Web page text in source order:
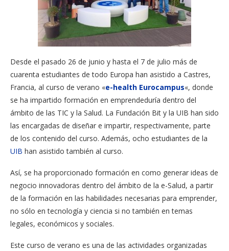
Desde el pasado 26 de junio y hasta el 7 de julio más de
cuarenta estudiantes de todo Europa han asistido a Castres,
Francia, al curso de verano «e-health Eurocampus«, donde
se ha impartido formación en emprendeduría dentro del
ámbito de las TIC y la Salud. La Fundación Bit y la UIB han sido
las encargadas de diseñar e impartir, respectivamente, parte
de los contenido del curso. Además, ocho estudiantes de la
UIB han asistido también al curso.
Así, se ha proporcionado formación en como generar ideas de
negocio innovadoras dentro del ámbito de la e-Salud, a partir
de la formación en las habilidades necesarias para emprender,
no sólo en tecnología y ciencia si no también en temas
legales, económicos y sociales.
Este curso de verano es una de las actividades organizadas